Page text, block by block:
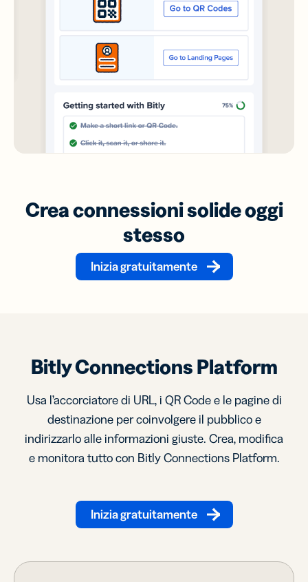
Crea connessioni solide oggi
stesso
Inizia gratuitamente
Bitly Connections Platform
Usa l’accorciatore di URL, i QR Code e le pagine di
destinazione per coinvolgere il pubblico e
indirizzarlo alle informazioni giuste. Crea, modifica
e monitora tutto con Bitly Connections Platform.
Inizia gratuitamente